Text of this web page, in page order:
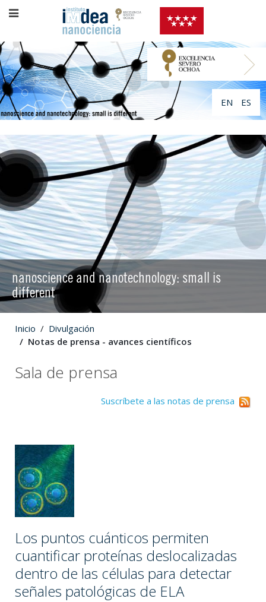
EN ES
nanoscience and nanotechnology: small is
different
Inicio
Divulgación
Notas de prensa - avances científicos
Sala de prensa
Suscríbete a las notas de prensa
Los puntos cuánticos permiten
cuantificar proteínas deslocalizadas
dentro de las células para detectar
señales patológicas de ELA